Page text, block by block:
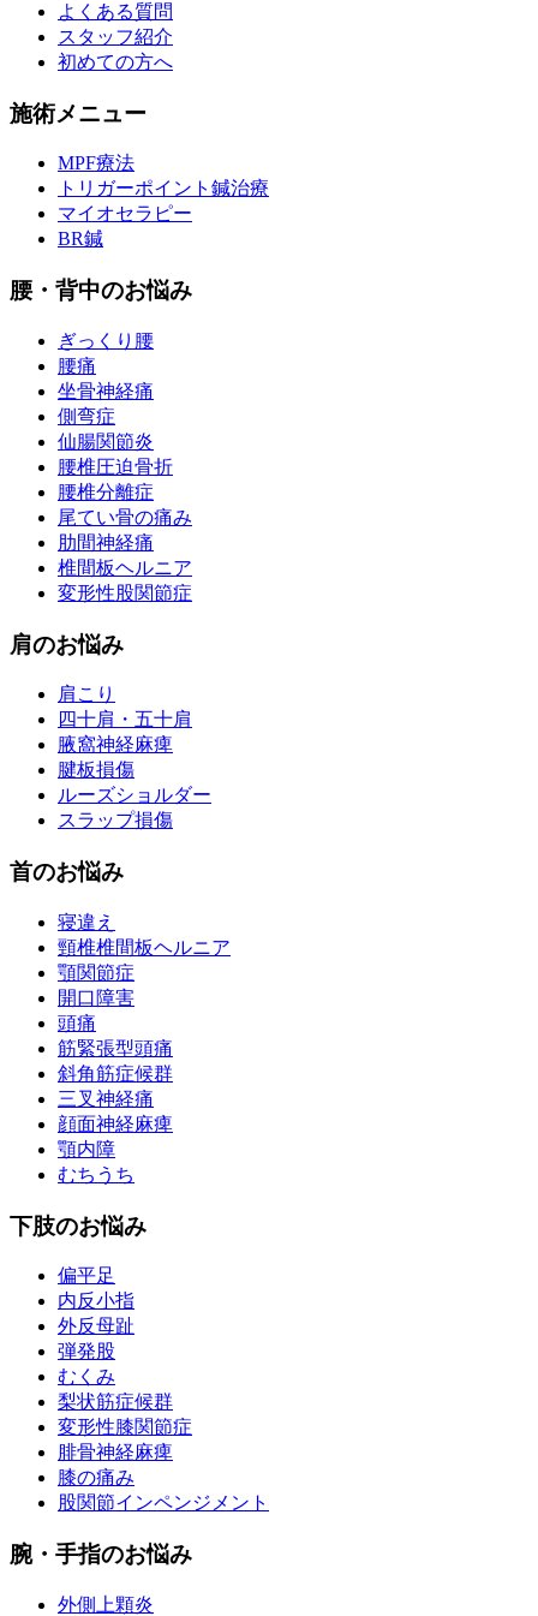
よくある質問
スタッフ紹介
初めての方へ
施術メニュー
MPF療法
トリガーポイント鍼治療
マイオセラピー
BR鍼
腰・背中のお悩み
ぎっくり腰
腰痛
坐骨神経痛
側弯症
仙腸関節炎
腰椎圧迫骨折
腰椎分離症
尾てい骨の痛み
肋間神経痛
椎間板ヘルニア
変形性股関節症
肩のお悩み
肩こり
四十肩・五十肩
腋窩神経麻痺
腱板損傷
ルーズショルダー
スラップ損傷
首のお悩み
寝違え
頸椎椎間板ヘルニア
顎関節症
開口障害
頭痛
筋緊張型頭痛
斜角筋症候群
三叉神経痛
顔面神経麻痺
顎内障
むちうち
下肢のお悩み
偏平足
内反小指
外反母趾
弾発股
むくみ
梨状筋症候群
変形性膝関節症
腓骨神経麻痺
膝の痛み
股関節インペンジメント
腕・手指のお悩み
外側上顆炎